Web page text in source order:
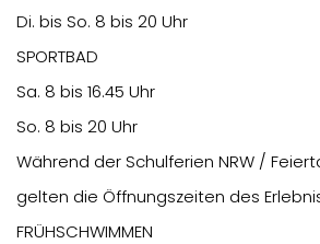
Di. bis So. 8 bis 20 Uhr
SPORTBAD
Sa. 8 bis 16.45 Uhr
So. 8 bis 20 Uhr
Während der Schulferien NRW /
gelten die Öffnungszeiten des
FRÜHSCHWIMMEN